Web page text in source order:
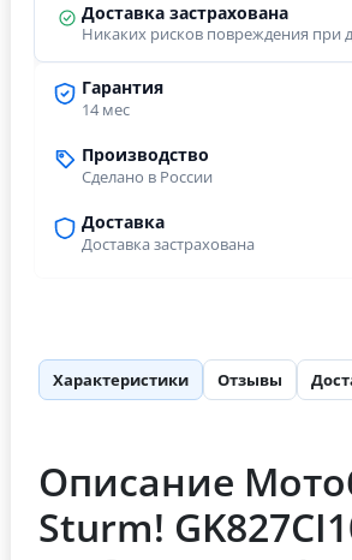
Гарантия
14 мес
Производство
Сделано в России
Доставка
Доставка застрахована
Доставка застрахована
Никаких рисков повреждения при
Характеристики Отзывы
Описание
Sturm!